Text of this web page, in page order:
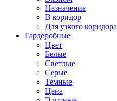
Назначение
В коридор
Для узкого коридора
Гардеробные
Цвет
Белые
Светлые
Серые
Темные
Цена